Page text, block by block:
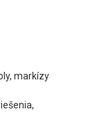
markízy